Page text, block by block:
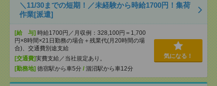
＼11/30までの短期！／未経験から時給1700円！集荷
作業[派遣]
[給 与] 時給1700円／月収例：328,100円＝1,700
円×8時間×21日勤務の場合＋残業代(月20時間の場
合)、交通費別途支給
[交通費]実費支給／当社規定あり。
[勤務地] 徳宿駅から車5分 / 涸沼駅から車12分
気になる！